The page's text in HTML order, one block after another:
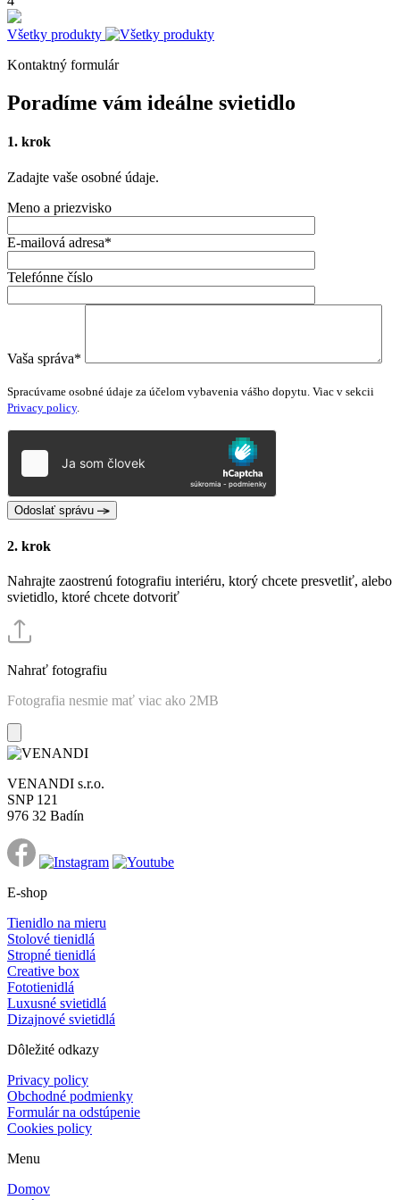
Všetky produkty
Kontaktný formulár
Poradíme vám ideálne svietidlo
1. krok
Zadajte vaše osobné údaje.
Meno a priezvisko
E-mailová adresa*
Telefónne číslo
Vaša správa*
leave
this
Spracúvame osobné údaje za účelom vybavenia vášho dopytu. Viac v sekcii
Privacy policy.
Odoslať správu
2. krok
Nahrajte zaostrenú fotografiu interiéru, ktorý chcete presvetliť, alebo
svietidlo, ktoré chcete dotvoriť
Nahrať fotografiu
Fotografia nesmie mať viac ako 2MB
VENANDI s.r.o.
SNP 121
976 32 Badín
E-shop
Tienidlo na mieru
Stolové tienidlá
Stropné tienidlá
Creative box
Fototienidlá
Luxusné svietidlá
Dizajnové svietidlá
Dôležité odkazy
Privacy policy
Obchodné podmienky
Formulár na odstúpenie
Cookies policy
Menu
Domov